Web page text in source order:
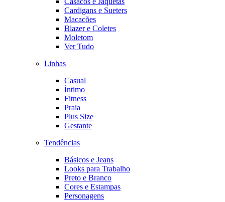
Cardigans e Sueters
Macacões
Blazer e Coletes
Moletom
Ver Tudo
Linhas
Casual
Íntimo
Fitness
Praia
Plus Size
Gestante
Tendências
Básicos e Jeans
Looks para Trabalho
Preto e Branco
Cores e Estampas
Personagens